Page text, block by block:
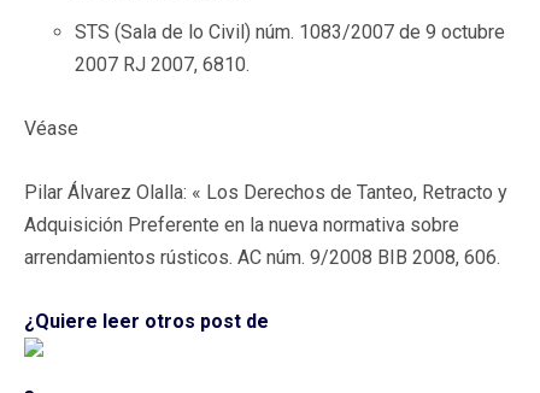
STS (Sala de lo Civil) núm. 1083/2007 de 9 octubre
2007 RJ 2007, 6810.
Véase
Pilar Álvarez Olalla: « Los Derechos de Tanteo, Retracto y
Adquisición Preferente en la nueva normativa sobre
arrendamientos rústicos. AC núm. 9/2008 BIB 2008, 606.
¿Quiere leer otros post de